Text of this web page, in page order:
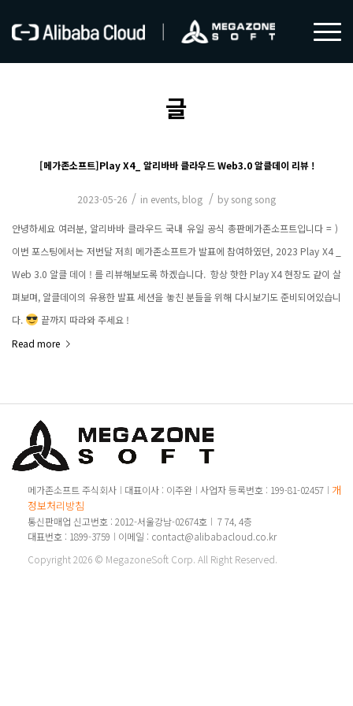
글
[메가존소프트]Play X4_ 알리바바 클라우드 Web3.0 알클데이 리뷰 !
2023-05-26 / in events, blog / by song song
안녕하세요 여러분, 알리바바 클라우드 국내 유일 공식 총판메가존소프트입니다 = ) ​
이번 포스팅에서는 저번달 저희 메가존소프트가 발표에 참여하였던, 2023 Play X4 _
Web 3.0 알클 데이 ! 를 리뷰해보도록 하겠습니다. ​ 항상 핫한 Play X4 현장도 같이 살
펴보며, 알클데이의 유용한 발표 세션을 놓친 분들을 위해 다시보기도 준비되어있습니
다.
끝까지 따라와 주세요 !
Read more
메가존소프트 주식회사 대표이사 : 이주완 사업자 등록번호 : 199-81-02457
개인
정보처리방침
통신판매업 신고번호 : 2012-서울강남-02674호
7 74, 4층
대표번호 : 1899-3759
이메일 : contact@alibabacloud.co.kr
Copyright 2026 © MegazoneSoft Corp. All Right Reserved.